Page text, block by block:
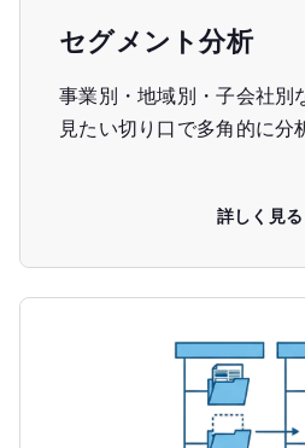
セグメント分析
事業別・地域別・子会社別
見たい切り口で多角的に分
詳しく見る